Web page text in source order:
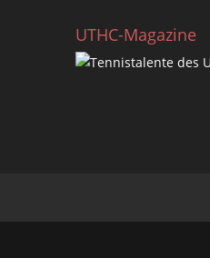
UTHC-Magazine